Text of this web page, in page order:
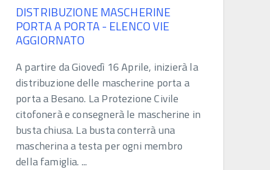
DISTRIBUZIONE MASCHERINE
PORTA A PORTA - ELENCO VIE
AGGIORNATO
A partire da Giovedì 16 Aprile, inizierà la
distribuzione delle mascherine porta a
porta a Besano. La Protezione Civile
citofonerà e consegnerà le mascherine in
busta chiusa. La busta conterrà una
mascherina a testa per ogni membro
della famiglia. ...